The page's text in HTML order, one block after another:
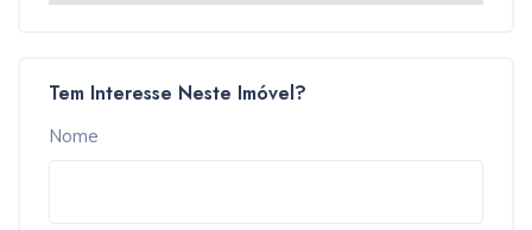
Tem Interesse Neste Imóvel?
Nome